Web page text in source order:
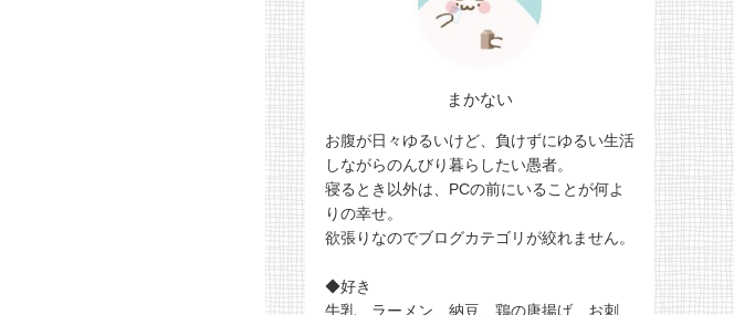
まかない
お腹が日々ゆるいけど、負けずにゆるい生活
しながらのんびり暮らしたい愚者。
寝るとき以外は、PCの前にいることが何よ
りの幸せ。
欲張りなのでブログカテゴリが絞れません。
◆好き
牛乳、ラーメン、納豆、鶏の唐揚げ、お刺